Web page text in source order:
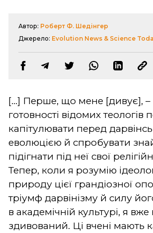
Автор: Роберт Ф. Шедінгер
Джерело: Evolution News & Science
[...] Перше, що мене [дивує], –
готовності відомих теологів
капітулювати перед
еволюцією й спробувати
підігнати під неї свої
Тепер, коли я розумію
природу цієї грандіозної
тріумф дарвінізму й силу
в академічній культурі, я вже
здивований. Ці вчені мають